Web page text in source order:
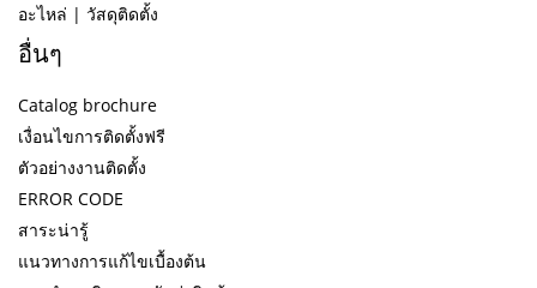
อะไหล่ | วัสดุติดตั้ง
อื่นๆ
Catalog brochure
เงื่อนไขการติดตั้งฟรี
ตัวอย่างงานติดตั้ง
ERROR CODE
สาระน่ารู้
แนวทางการแก้ไขเบื้องต้น